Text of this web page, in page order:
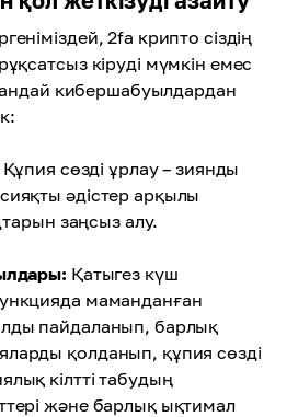
2fa крипто сіздің
кіруді мүмкін емес
кибершабуылдардан
Құпия сөзді ұрлау – зиянды
әдістер арқылы
заңсыз алу.
Қатыгез күш
маманданған
пайдаланып, барлық
қолданып, құпия сөзді
кілтті табудың
және барлық ықтимал